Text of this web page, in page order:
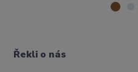
Řekli o nás